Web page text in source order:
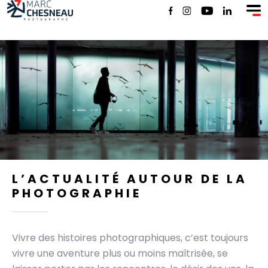
L’ACTUALITÉ AUTOUR DE LA
PHOTOGRAPHIE
Vivre des histoires photographiques, c’est toujours
vivre une aventure plus ou moins maîtrisée, se